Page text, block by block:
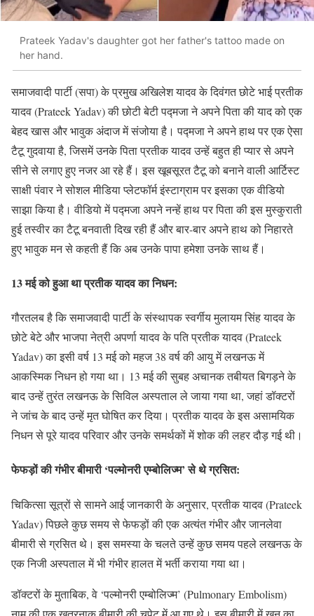
Prateek Yadav's daughter got her father's tattoo made on
her hand.
समाजवादी पार्टी (सपा) के प्रमुख अखिलेश यादव के दिवंगत छोटे भाई प्रतीक
यादव (Prateek Yadav) की छोटी बेटी पद्मजा ने अपने पिता की याद को एक
बेहद खास और भावुक अंदाज में संजोया है। पद्मजा ने अपने हाथ पर एक ऐसा
टैटू गुदवाया है, जिसमें उनके पिता प्रतीक यादव उन्हें बहुत ही प्यार से अपने
सीने से लगाए हुए नजर आ रहे हैं। इस खूबसूरत टैटू को बनाने वाली आर्टिस्ट
साक्षी पंवार ने सोशल मीडिया प्लेटफॉर्म इंस्टाग्राम पर इसका एक वीडियो
साझा किया है। वीडियो में पद्मजा अपने नन्हें हाथ पर पिता की इस मुस्कुराती
हुई तस्वीर का टैटू बनवाती दिख रही हैं और बार-बार अपने हाथ को निहारते
हुए भावुक मन से कहती हैं कि अब उनके पापा हमेशा उनके साथ हैं।
13 मई को हुआ था प्रतीक यादव का निधन:
गौरतलब है कि समाजवादी पार्टी के संस्थापक स्वर्गीय मुलायम सिंह यादव के
छोटे बेटे और भाजपा नेत्री अपर्णा यादव के पति प्रतीक यादव (Prateek
Yadav) का इसी वर्ष 13 मई को महज 38 वर्ष की आयु में लखनऊ में
आकस्मिक निधन हो गया था। 13 मई की सुबह अचानक तबीयत बिगड़ने के
बाद उन्हें तुरंत लखनऊ के सिविल अस्पताल ले जाया गया था, जहां डॉक्टरों
ने जांच के बाद उन्हें मृत घोषित कर दिया। प्रतीक यादव के इस असामयिक
निधन से पूरे यादव परिवार और उनके समर्थकों में शोक की लहर दौड़ गई थी।
फेफड़ों की गंभीर बीमारी ‘पल्मोनरी एम्बोलिज्म’ से थे ग्रसित:
चिकित्सा सूत्रों से सामने आई जानकारी के अनुसार, प्रतीक यादव (Prateek
Yadav) पिछले कुछ समय से फेफड़ों की एक अत्यंत गंभीर और जानलेवा
बीमारी से ग्रसित थे। इस समस्या के चलते उन्हें कुछ समय पहले लखनऊ के
एक निजी अस्पताल में भी गंभीर हालत में भर्ती कराया गया था।
डॉक्टरों के मुताबिक, वे ‘पल्मोनरी एम्बोलिज्म’ (Pulmonary Embolism)